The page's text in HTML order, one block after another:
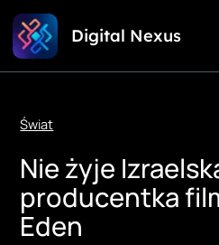
Przejdź
do
treści
Digital Nexus
Świat
Nie żyje
producentka
Eden